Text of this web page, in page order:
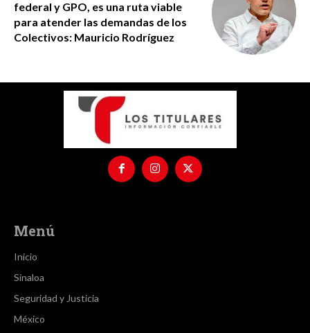
federal y GPO, es una ruta viable
para atender las demandas de los
Colectivos: Mauricio Rodríguez
Menú
Inicio
Sinaloa
Seguridad y Justicia
México